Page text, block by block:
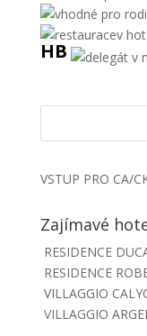
HB
VSTUP PRO CA/
Zajímavé
RESIDENCE
RESIDENCE
VILLAGGIO
VILLAGGIO